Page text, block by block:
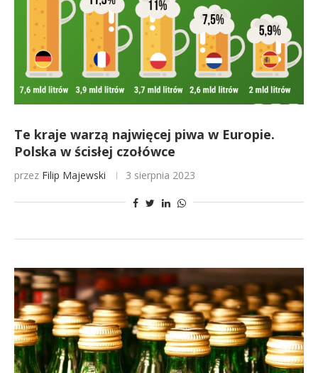
Te kraje warzą najwięcej piwa w Europie.
Polska w ścisłej czołówce
przez Filip Majewski 3 sierpnia 2023